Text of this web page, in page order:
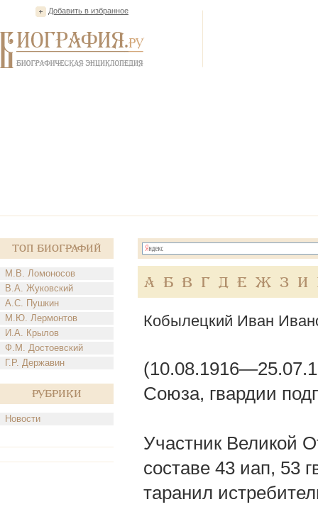
Добавить в избранное
Топ Биографий
М.В. Ломоносов
В.А. Жуковский
А.С. Пушкин
М.Ю. Лермонтов
И.А. Крылов
Ф.М. Достоевский
Г.Р. Державин
Рубрики
Новости
А Б В Г Д Е Ж З И
Кобылецкий Иван
Союза, гвардии
Участник Великой
составе 43 иап, 53
таранил